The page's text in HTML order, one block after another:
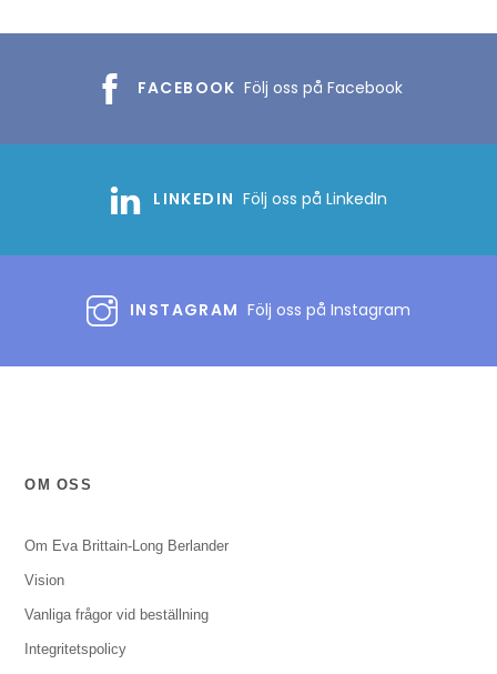
FACEBOOK Följ oss på Facebook
LINKEDIN Följ oss på LinkedIn
INSTAGRAM Följ oss på Instagram
OM OSS
Om Eva Brittain-Long Berlander
Vision
Vanliga frågor vid beställning
Integritetspolicy